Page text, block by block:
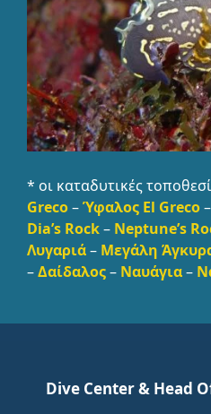
* οι καταδυτικές
Greco–Ύφαλος El Greco–
Dia’s Rock– Neptune’s
Λυγαριά– Μεγάλη
–Δαίδαλος– Ναυάγια–
Dive Center & Head